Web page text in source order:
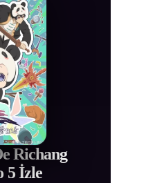
Richang
5 İzle